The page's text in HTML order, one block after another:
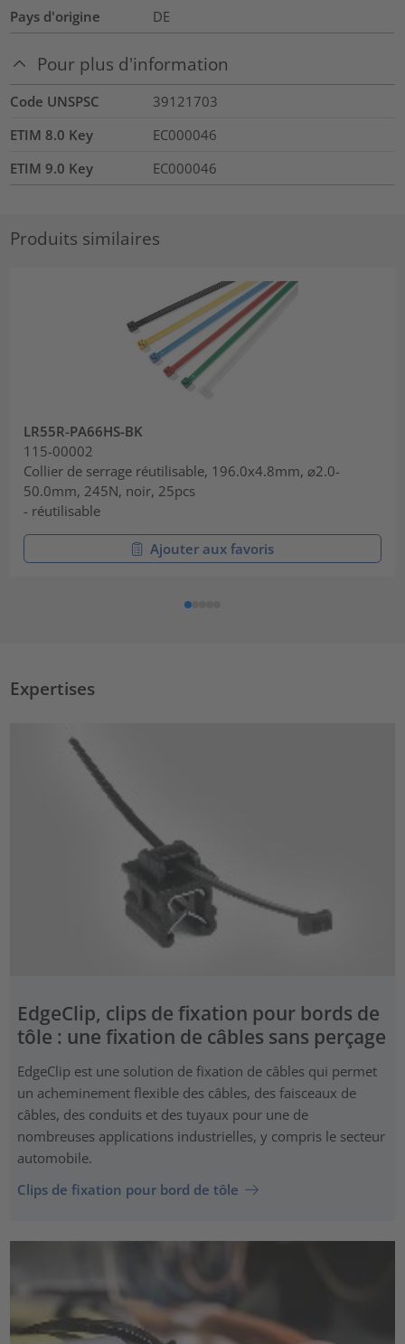
Pays d'origine DE
Pour plus d'information
Code UNSPSC
39121703
ETIM 8.0 Key
EC000046
ETIM 9.0 Key
EC000046
Produits similaires
LR55R-PA66HS-BK
115-00002
Collier de serrage réutilisable, 196.0x4.8mm, ⌀2.0-
50.0mm, 245N, noir, 25pcs
- réutilisable
Ajouter aux favoris
Expertises
EdgeClip, clips de fixation pour bords de
tôle : une fixation de câbles sans perçage
EdgeClip est une solution de fixation de câbles qui permet
un acheminement flexible des câbles, des faisceaux de
câbles, des conduits et des tuyaux pour une de
nombreuses applications industrielles, y compris le secteur
automobile.
Clips de fixation pour bord de tôle